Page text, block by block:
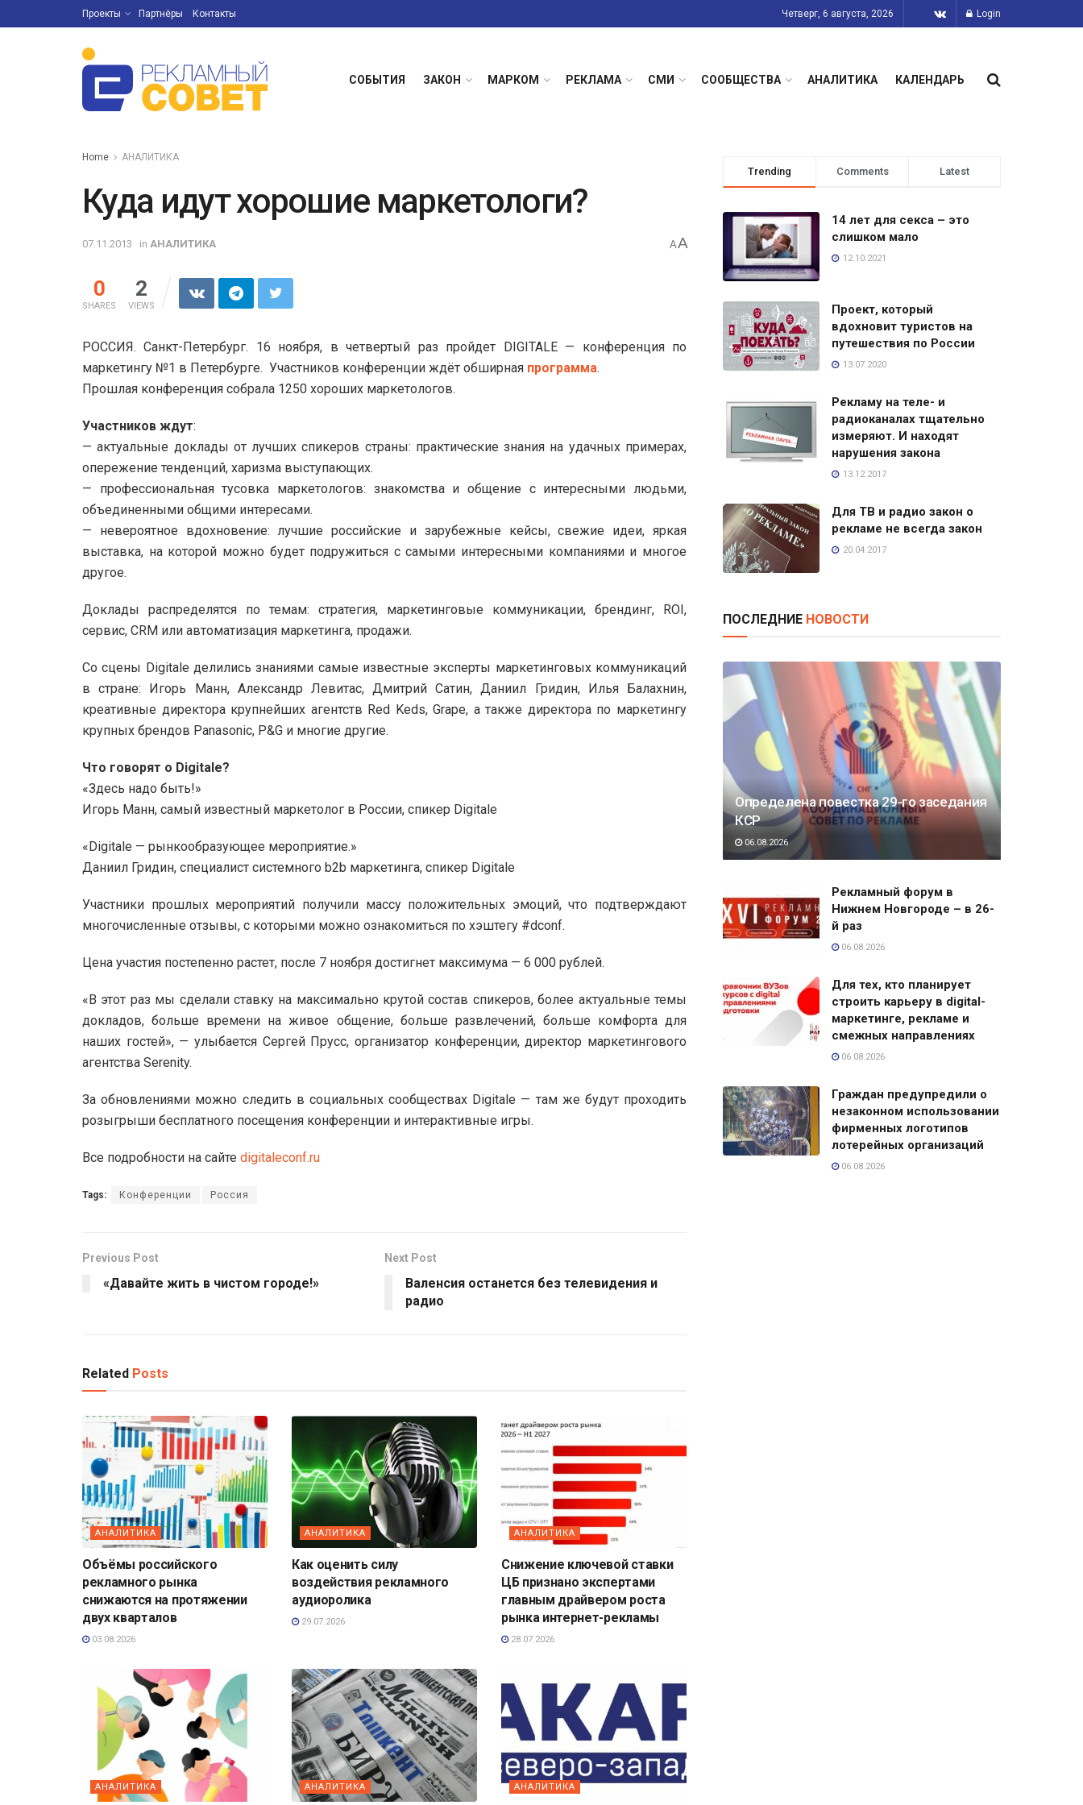
Проекты Партнёры Контакты Четверг, 6 августа, 2026 Login
СОБЫТИЯ ЗАКОН МАРКОМ РЕКЛАМА СМИ СООБЩЕСТВА АНАЛИТИКА КАЛЕНДАРЬ
Home АНАЛИТИКА
Куда идут хорошие маркетологи?
07.11.2013 in АНАЛИТИКА AA
0
SHARES
2
VIEWS
РОССИЯ. Санкт-Петербург. 16 ноября, в четвертый раз пройдет DIGITALE — конференция по
маркетингу №1 в Петербурге. Участников конференции ждёт обширная программа.
Прошлая конференция собрала 1250 хороших маркетологов.
Участников ждут:
— актуальные доклады от лучших спикеров страны: практические знания на удачных примерах,
опережение тенденций, харизма выступающих.
— профессиональная тусовка маркетологов: знакомства и общение с интересными людьми,
объединенными общими интересами.
— невероятное вдохновение: лучшие российские и зарубежные кейсы, свежие идеи, яркая
выставка, на которой можно будет подружиться с самыми интересными компаниями и многое
другое.
Доклады распределятся по темам: стратегия, маркетинговые коммуникации, брендинг, ROI,
сервис, CRM или автоматизация маркетинга, продажи.
Со сцены Digitale делились знаниями самые известные эксперты маркетинговых коммуникаций
в стране: Игорь Манн, Александр Левитас, Дмитрий Сатин, Даниил Гридин, Илья Балахнин,
креативные директора крупнейших агентств Red Keds, Grape, а также директора по маркетингу
крупных брендов Panasonic, P&G и многие другие.
Что говорят о Digitale?
«Здесь надо быть!»
Игорь Манн, самый известный маркетолог в России, спикер Digitale
«Digitale — рынкообразующее мероприятие.»
Даниил Гридин, специалист системного b2b маркетинга, спикер Digitale
Участники прошлых мероприятий получили массу положительных эмоций, что подтверждают
многочисленные отзывы, с которыми можно ознакомиться по хэштегу #dconf.
Цена участия постепенно растет, после 7 ноября достигнет максимума — 6 000 рублей.
«В этот раз мы сделали ставку на максимально крутой состав спикеров, более актуальные темы
докладов, больше времени на живое общение, больше развлечений, больше комфорта для
наших гостей», — улыбается Сергей Прусс, организатор конференции, директор маркетингового
агентства Serenity.
За обновлениями можно следить в социальных сообществах Digitale — там же будут проходить
розыгрыши бесплатного посещения конференции и интерактивные игры.
Все подробности на сайте digitaleconf.ru
Tags: Конференции Россия
Previous Post
«Давайте жить в чистом городе!»
Next Post
Валенсия останется без телевидения и
радио
Related Posts
АНАЛИТИКА
Объёмы российского
рекламного рынка
снижаются на протяжении
двух кварталов
03.08.2026
АНАЛИТИКА
Как оценить силу
воздействия рекламного
аудиоролика
29.07.2026
АНАЛИТИКА
Снижение ключевой ставки
ЦБ признано экспертами
главным драйвером роста
рынка интернет-рекламы
28.07.2026
АНАЛИТИКА АНАЛИТИКА АНАЛИТИКА
Trending Comments Latest
14 лет для секса – это
слишком мало
12.10.2021
Проект, который
вдохновит туристов на
путешествия по России
13.07.2020
Рекламу на теле- и
радиоканалах тщательно
измеряют. И находят
нарушения закона
13.12.2017
Для ТВ и радио закон о
рекламе не всегда закон
20.04.2017
ПОСЛЕДНИЕ НОВОСТИ
Определена повестка 29-го заседания
КСР
06.08.2026
Рекламный форум в
Нижнем Новгороде – в 26-
й раз
06.08.2026
Для тех, кто планирует
строить карьеру в digital-
маркетинге, рекламе и
смежных направлениях
06.08.2026
Граждан предупредили о
незаконном использовании
фирменных логотипов
лотерейных организаций
06.08.2026